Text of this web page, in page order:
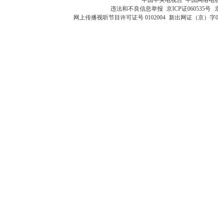
违法和不良信息举报 京ICP证060535号
网上传播视听节目许可证号 0102004 新出网证（京）